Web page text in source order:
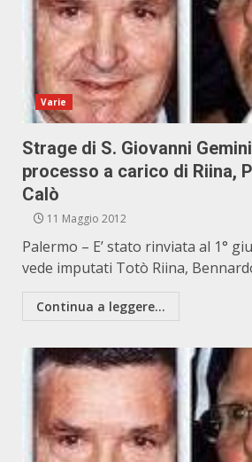
Varie
Strage di S. Giovanni
processo a carico di Riina,
Calò
11 Maggio 2012
Palermo – E’ stato rinviata al 1°
vede imputati Totò Riina,
Continua a leggere...